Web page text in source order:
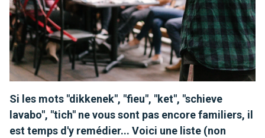
Si les mots "dikkenek", "fieu", "ket", "schieve
lavabo", "tich" ne vous sont pas encore familiers, il
est temps d'y remédier... Voici une liste (non